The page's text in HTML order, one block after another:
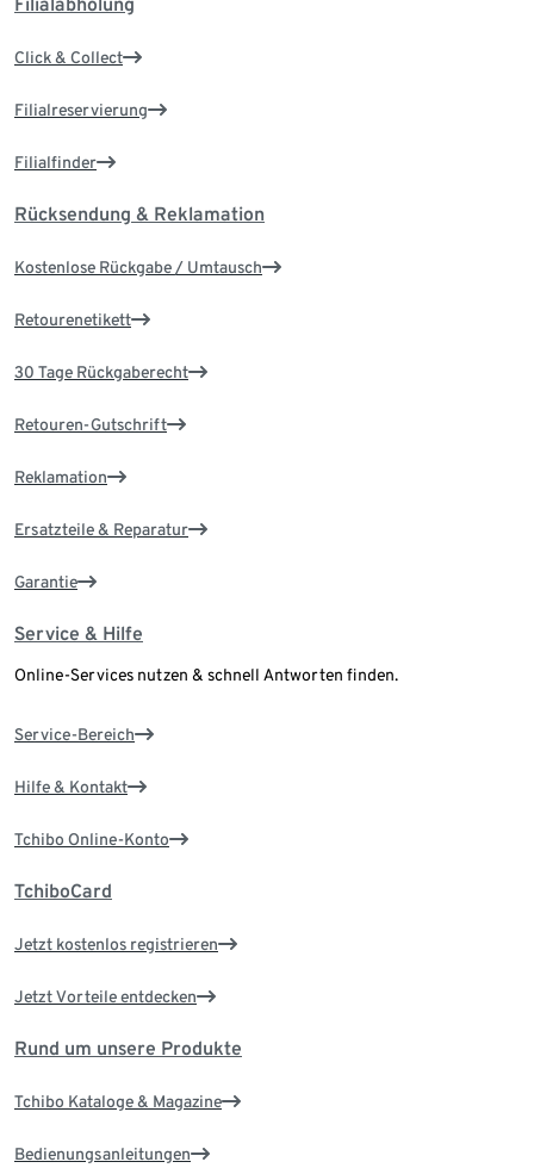
Click & Collect
Filialreservierung
Filialfinder
Rücksendung & Reklamation
Kostenlose Rückgabe / Umtausch
Retourenetikett
30 Tage Rückgaberecht
Retouren-Gutschrift
Reklamation
Ersatzteile & Reparatur
Garantie
Service & Hilfe
Online-Services nutzen & schnell Antworten finden.
Service-Bereich
Hilfe & Kontakt
Tchibo Online-Konto
TchiboCard
Jetzt kostenlos registrieren
Jetzt Vorteile entdecken
Rund um unsere Produkte
Tchibo Kataloge & Magazine
Bedienungsanleitungen